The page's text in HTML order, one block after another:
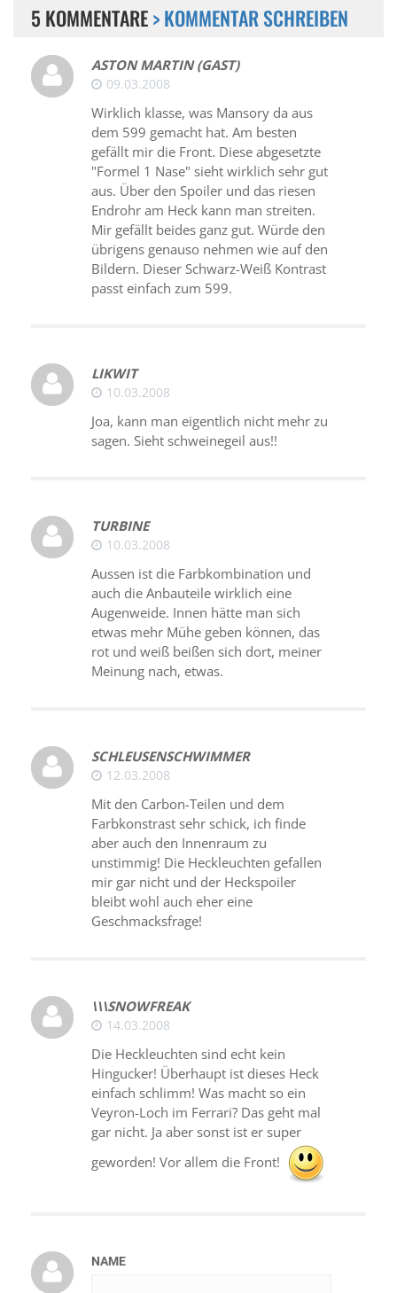
5 KOMMENTARE> KOMMENTAR SCHREIBEN
ASTON MARTIN (GAST)
09.03.2008
Wirklich klasse, was Mansory da aus
dem 599 gemacht hat. Am besten
gefällt mir die Front. Diese abgesetzte
"Formel 1 Nase" sieht wirklich sehr gut
aus. Über den Spoiler und das riesen
Endrohr am Heck kann man streiten.
Mir gefällt beides ganz gut. Würde den
übrigens genauso nehmen wie auf den
Bildern. Dieser Schwarz-Weiß Kontrast
passt einfach zum 599.
LIKWIT
10.03.2008
Joa, kann man eigentlich nicht mehr zu
sagen. Sieht schweinegeil aus!!
TURBINE
10.03.2008
Aussen ist die Farbkombination und
auch die Anbauteile wirklich eine
Augenweide. Innen hätte man sich
etwas mehr Mühe geben können, das
rot und weiß beißen sich dort, meiner
Meinung nach, etwas.
SCHLEUSENSCHWIMMER
12.03.2008
Mit den Carbon-Teilen und dem
Farbkonstrast sehr schick, ich finde
aber auch den Innenraum zu
unstimmig! Die Heckleuchten gefallen
mir gar nicht und der Heckspoiler
bleibt wohl auch eher eine
Geschmacksfrage!
\\\SNOWFREAK
14.03.2008
Die Heckleuchten sind echt kein
Hingucker! Überhaupt ist dieses Heck
einfach schlimm! Was macht so ein
Veyron-Loch im Ferrari? Das geht mal
gar nicht. Ja aber sonst ist er super
geworden! Vor allem die Front!
NAME